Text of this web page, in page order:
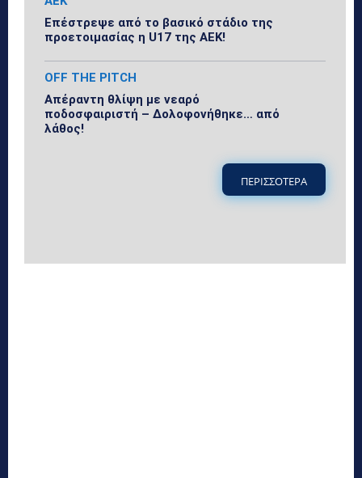
Επέστρεψε από το βασικό στάδιο της
προετοιμασίας η U17 της ΑΕΚ!
OFF THE PITCH
Απέραντη θλίψη με νεαρό
ποδοσφαιριστή – Δολοφονήθηκε… από
λάθος!
ΠΕΡΙΣΣΟΤΕΡΑ